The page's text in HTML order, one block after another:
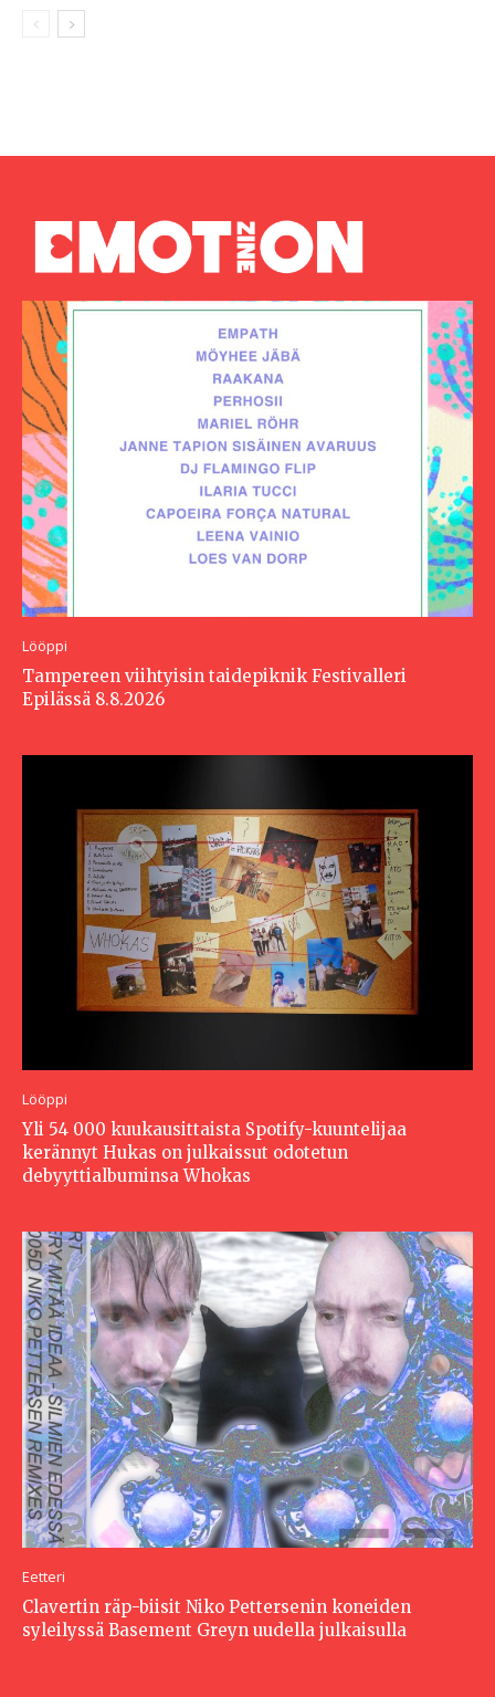
Lööppi
Tampereen viihtyisin taidepiknik Festivalleri
Epilässä 8.8.2026
Lööppi
Yli 54 000 kuukausittaista Spotify-kuuntelijaa
kerännyt Hukas on julkaissut odotetun
debyyttialbuminsa Whokas
Eetteri
Clavertin räp-biisit Niko Pettersenin koneiden
syleilyssä Basement Greyn uudella julkaisulla